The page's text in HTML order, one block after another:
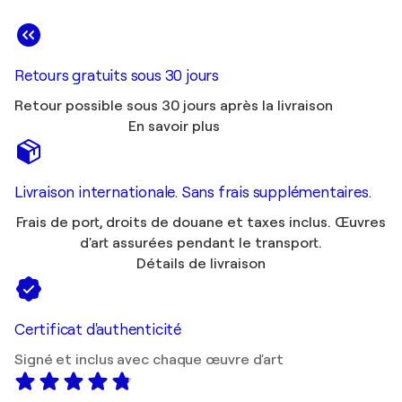
Retours gratuits sous 30 jours
Retour possible sous 30 jours après la livraison
En savoir plus
Livraison internationale. Sans frais supplémentaires.
Frais de port, droits de douane et taxes inclus. Œuvres
d'art assurées pendant le transport.
Détails de livraison
Certificat d'authenticité
Signé et inclus avec chaque œuvre d'art